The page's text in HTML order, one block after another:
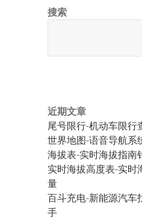
搜索
近期文章
尾号限行-机动车限行
世界地图-语音导航系
海拔表-实时海拔指南
实时海拔高度表-实时
量
百斗充电-新能源汽车
手